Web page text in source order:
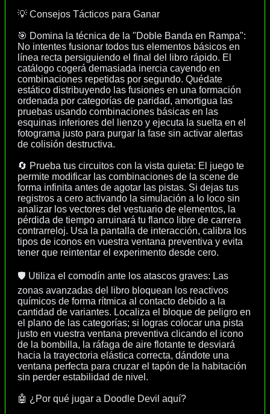
💡 Consejos Tácticos para Ganar
🎯 Domina la técnica de la "Doble Banda en Rampa":
No intentes fusionar todos tus elementos básicos en
línea recta persiguiendo el final del libro rápido. El
catálogo cogerá demasiada inercia cayendo en
combinaciones repetidas por segundo. Quédate
estático distribuyendo las fusiones en una formación
ordenada por categorías de paridad, amortigua las
pruebas usando combinaciones básicas en las
esquinas inferiores del lienzo y ejecuta la suelta en el
fotograma justo para purgar la fase sin activar alertas
de colisión destructiva.
🔄 Prueba tus circuitos con la vista quieta: El juego te
permite modificar las combinaciones de la scene de
forma infinita antes de agotar las pistas. Si dejas tus
registros a cero activando la simulación a lo loco sin
analizar los vectores del vestuario de elementos, la
pérdida de tiempo arruinará tu flanco libre de carrera
contrarreloj. Usa la pantalla de interacción, calibra los
tipos de iconos en vuestra ventana preventiva y evita
tener que reintentar el experimento desde cero.
🛡️ Utiliza el comodín ante los atascos graves: Las
zonas avanzadas del libro bloquean los reactivos
químicos de forma rítmica al contacto debido a la
cantidad de variantes. Localiza el bloque de peligro en
el plano de las categorías; si logras colocar una pista
justo en vuestra ventana preventiva clicando el icono
de la bombilla, la ráfaga de aire flotante te desviará
hacia la trayectoria elástica correcta, dándote una
ventana perfecta para cruzar el tapón de la habitación
sin perder estabilidad de nivel.
🤖 ¿Por qué jugar a Doodle Devil aquí?